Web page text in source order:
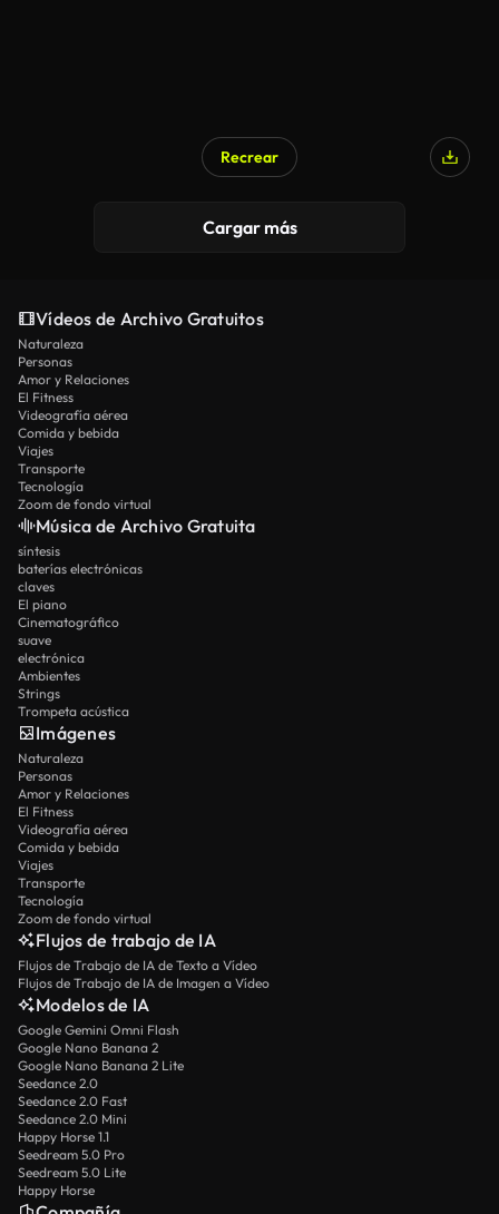
Recrear
Cargar más
Vídeos de Archivo Gratuitos
Naturaleza
Personas
Amor y Relaciones
El Fitness
Videografía aérea
Comida y bebida
Viajes
Transporte
Tecnología
Zoom de fondo virtual
Música de Archivo Gratuita
síntesis
baterías electrónicas
claves
El piano
Cinematográfico
suave
electrónica
Ambientes
Strings
Trompeta acústica
Imágenes
Naturaleza
Personas
Amor y Relaciones
El Fitness
Videografía aérea
Comida y bebida
Viajes
Transporte
Tecnología
Zoom de fondo virtual
Flujos de trabajo de IA
Flujos de Trabajo de IA de Texto a Vídeo
Flujos de Trabajo de IA de Imagen a Vídeo
Modelos de IA
Google Gemini Omni Flash
Google Nano Banana 2
Google Nano Banana 2 Lite
Seedance 2.0
Seedance 2.0 Fast
Seedance 2.0 Mini
Happy Horse 1.1
Seedream 5.0 Pro
Seedream 5.0 Lite
Happy Horse